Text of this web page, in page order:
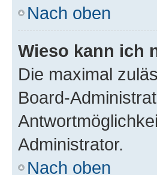
Nach oben
Wieso kann ich
Die maximal
Board-
Administrator.
Nach oben